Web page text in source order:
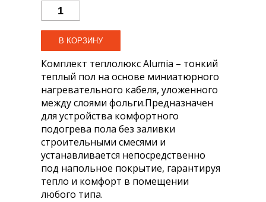
Комплект теплолюкс Alumia – тонкий
теплый пол на основе миниатюрного
нагревательного кабеля, уложенного
между слоями фольги.Предназначен
для устройства комфортного
подогрева пола без заливки
строительными смесями и
устанавливается непосредственно
под напольное покрытие, гарантируя
тепло и комфорт в помещении
любого типа.